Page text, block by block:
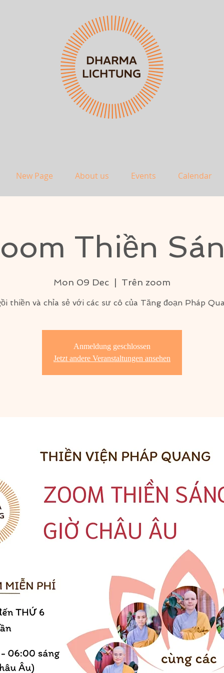
New Page About us Events Calendar
Thiền
Mon 09 Dec Trên zoom
thiền và chỉa sẻ với các sư cô của Tăng đoạn Pháp
Anmeldung geschlossen
Jetzt andere Veranstaltungen ansehen